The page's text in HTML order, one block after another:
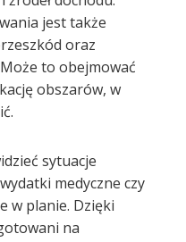
jest także
oraz
to obejmować
obszarów, w
sytuacje
medyczne czy
w planie. Dzięki
na